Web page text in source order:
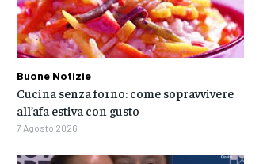
Buone Notizie
Cucina senza forno: come sopravvivere
all’afa estiva con gusto
7 Agosto 2026